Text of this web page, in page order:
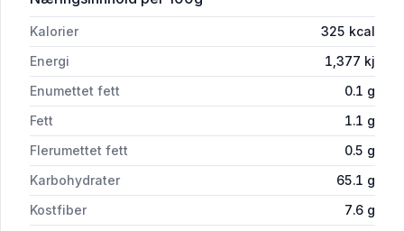
Kalorier 325 kcal
Energi
1,377 kj
Enumettet fett
0.1 g
Fett
1.1 g
Flerumettet fett
0.5 g
Karbohydrater
65.1 g
Kostfiber
7.6 g